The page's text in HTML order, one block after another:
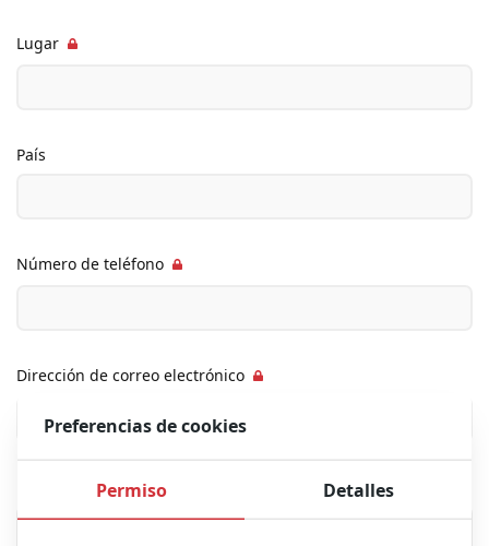
Lugar
País
Número de teléfono
Dirección de correo electrónico
Preferencias de cookies
Permiso Detalles